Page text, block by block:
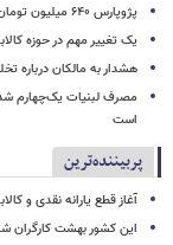
پژوپارس ۶۴۰ میلیون تومان شد/ جدول قیمت مدل‌های مختلف خودرو
یک تغییر مهم در حوزه
هشدار به مالکان درباره
مصرف لبنیات یک‌چهارم
است
پربیننده‌ترین
آغاز قطع یارانه نقدی و کالابرگ از مرداد ۱۴۰۵ / کدام
این کشور بهشت کارگران شد؛